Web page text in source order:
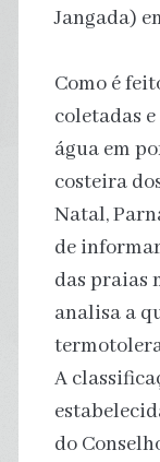
Jangada)
Como é
coletadas
água em
costeira
Natal,
de
das praias
analisa a
A
do